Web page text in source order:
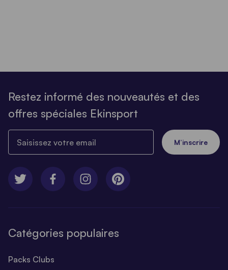
Restez informé des nouveautés et des
offres spéciales Ekinsport
M’inscrire
Catégories populaires
Packs Clubs